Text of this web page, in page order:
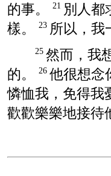
的事。
21 別人都
樣。
23 所以，我
25 然而，我
的。
26 他很想念
憐恤我，免得我
歡歡樂樂地接待